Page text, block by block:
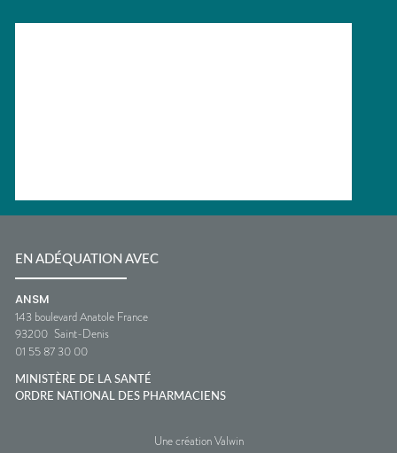
EN ADÉQUATION AVEC
ANSM
143 boulevard Anatole France
93200 Saint-Denis
01 55 87 30 00
MINISTÈRE DE LA SANTÉ
ORDRE NATIONAL DES PHARMACIENS
Une création Valwin